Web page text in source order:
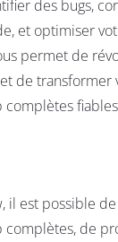
des bugs,
et optimiser
permet de
de transformer
il est possible
complètes, de